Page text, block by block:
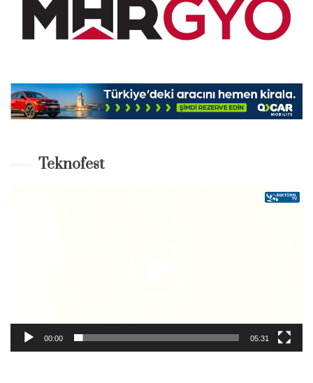
Teknofest
00:00 05:31